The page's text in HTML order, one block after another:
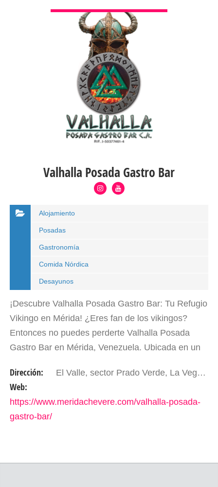
Valhalla Posada Gastro Bar
Alojamiento
Posadas
Gastronomía
Comida Nórdica
Desayunos
¡Descubre Valhalla Posada Gastro Bar: Tu Refugio
Vikingo en Mérida! ¿Eres fan de los vikingos?
Entonces no puedes perderte Valhalla Posada
Gastro Bar en Mérida, Venezuela. Ubicada en un
perfecto, esta…
Dirección: El Valle, sector Prado Verde, La Vega, calle 1, al final de calle lado izquierdo. Mérida – Edo. Mérida, Venezuela
Web:
https://www.meridachevere.com/valhalla-posada-
gastro-bar/